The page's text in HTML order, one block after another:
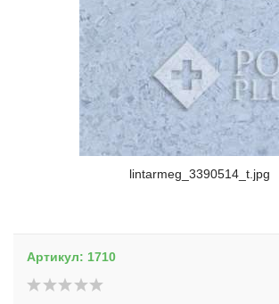
lintarmeg_3390514_t.jpg
Артикул: 1710